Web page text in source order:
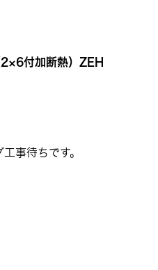
付加断熱）ZEH
事待ちです。